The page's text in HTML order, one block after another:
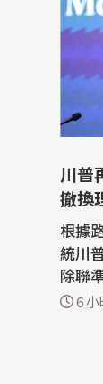
川普
撤換
根據
統川
除聯
k)，6 小